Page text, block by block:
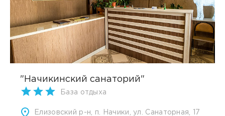
"Начикинский санаторий"
База отдыха
Елизовский р-н, п. Начики, ул. Санаторная, 17